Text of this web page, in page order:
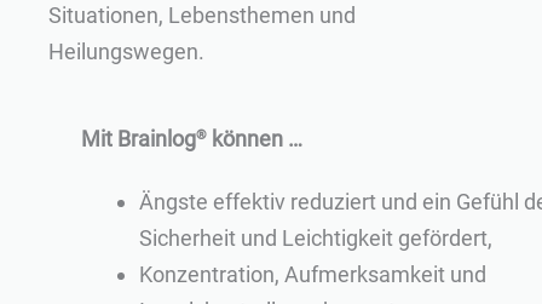
Situationen, Lebensthemen und
Heilungswegen.
Mit Brainlog® können …
Ängste effektiv reduziert und ein Gefühl
Sicherheit und Leichtigkeit gefördert,
Konzentration, Aufmerksamkeit und